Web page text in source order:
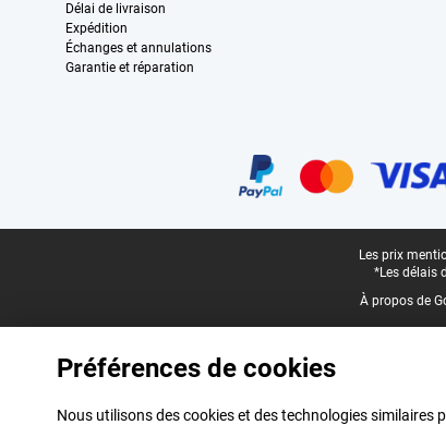
Délai de livraison
Expédition
Échanges et annulations
Garantie et réparation
Les prix
*Les délais
À propos de
Préférences de cookies
Nous utilisons des cookies et des technologies